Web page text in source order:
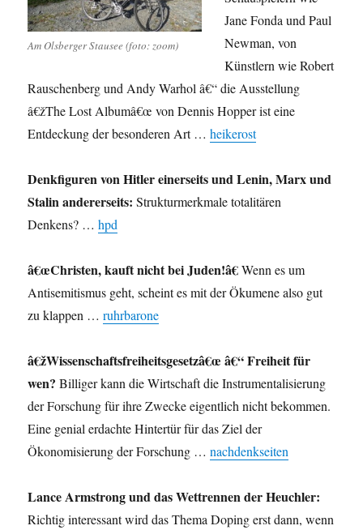
Am Olsberger Stausee (foto: zoom)
Jane Fonda und Paul
Newman, von
Künstlern wie Robert
Rauschenberg und Andy Warhol â€“ die Ausstellung
â€žThe Lost Albumâ€œ von Dennis Hopper ist eine
Entdeckung der besonderen Art …heikerost
Denkfiguren von Hitler einerseits und Lenin, Marx und
Stalin andererseits: Strukturmerkmale totalitären
Denkens? …hpd
â€œChristen, kauft nicht bei Juden!â€Wenn es um
Antisemitismus geht, scheint es mit der Ökumene also gut
zu klappen …ruhrbarone
â€žWissenschaftsfreiheitsgesetzâ€œ â€“ Freiheit für
wen? Billiger kann die Wirtschaft die Instrumentalisierung
der Forschung für ihre Zwecke eigentlich nicht bekommen.
Eine genial erdachte Hintertür für das Ziel der
Ökonomisierung der Forschung …nachdenkseiten
Lance Armstrong und das Wettrennen der Heuchler:
Richtig interessant wird das Thema Doping erst dann, wenn